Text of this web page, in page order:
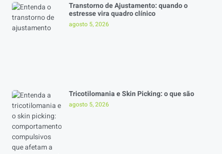
Transtorno de Ajustamento: quando o
estresse vira quadro clínico
agosto 5, 2026
Tricotilomania e Skin Picking: o que são
agosto 5, 2026